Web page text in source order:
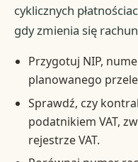
cyklicznych
gdy zmienia się
Przygotuj NIP,
planowanego
Sprawdź, czy
podatnikiem VAT,
rejestrze VAT.